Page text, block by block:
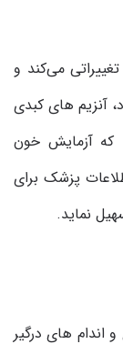
می‌کند و
آنزیم های کبدی
که آزمایش خون
پزشک برای
نماید.
اندام های درگیر